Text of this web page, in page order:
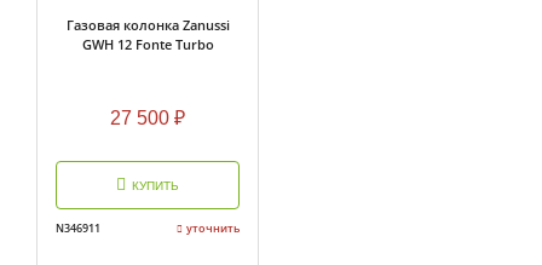
Газовая колонка Zanussi
GWH 12 Fonte Turbo
27 500 ₽
КУПИТЬ
N346911 уточнить